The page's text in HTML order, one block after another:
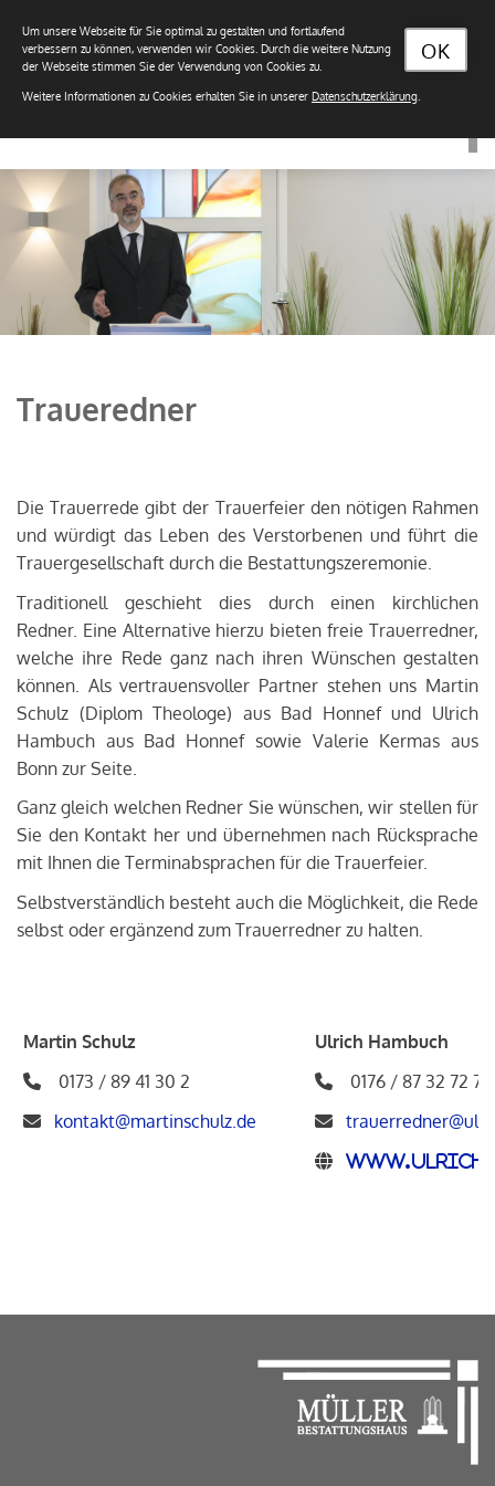
Traueredner
Die Trauerrede gibt der Trauerfeier den nötigen Rahmen
und würdigt das Leben des Verstorbenen und führt die
Trauergesellschaft durch die Bestattungszeremonie.
Traditionell geschieht dies durch einen kirchlichen
Redner. Eine Alternative hierzu bieten freie Trauerredner,
welche ihre Rede ganz nach ihren Wünschen gestalten
können. Als vertrauensvoller Partner stehen uns Martin
Schulz (Diplom Theologe) aus Bad Honnef und Ulrich
Hambuch aus Bad Honnef sowie Valerie Kermas aus
Bonn zur Seite.
Ganz gleich welchen Redner Sie wünschen, wir stellen für
Sie den Kontakt her und übernehmen nach Rücksprache
mit Ihnen die Terminabsprachen für die Trauerfeier.
Selbstverständlich besteht auch die Möglichkeit, die Rede
selbst oder ergänzend zum Trauerredner zu halten.
Martin Schulz
Ulrich Hambuch
0173 / 89 41 30 2
0176 / 87 32 72 75
kontakt@martinschulz.de
www.ulrich-
OK
Um unsere Webseite für Sie optimal zu gestalten und fortlaufend
verbessern zu können, verwenden wir Cookies. Durch die weitere Nutzung
der Webseite stimmen Sie der Verwendung von Cookies zu.
Weitere Informationen zu Cookies erhalten Sie in unserer Datenschutzerklärung